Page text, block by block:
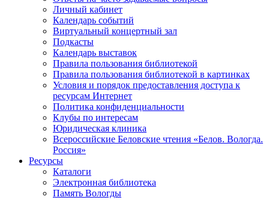
Личный кабинет
Календарь событий
Виртуальный концертный зал
Подкасты
Календарь выставок
Правила пользования библиотекой
Правила пользования библиотекой в картинках
Условия и порядок предоставления доступа к
ресурсам Интернет
Политика конфиденциальности
Клубы по интересам
Юридическая клиника
Всероссийские Беловские чтения «Белов. Вологда.
Россия»
Ресурсы
Каталоги
Электронная библиотека
Память Вологды